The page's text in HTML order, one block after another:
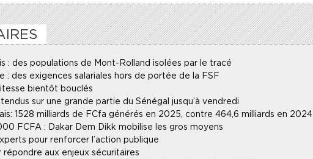
: des populations de Mont-Rolland isolées par le tracé
: des exigences salariales hors de portée de la FSF
bientôt bouclés
sur une grande partie du Sénégal jusqu’à vendredi
: 1528 milliards de FCfa générés en 2025, contre 464,6 milliards en 2024
FCFA : Dakar Dem Dikk mobilise les gros moyens
pour renforcer l’action publique
répondre aux enjeux sécuritaires